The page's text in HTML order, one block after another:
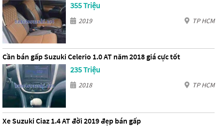
355 Triệu
2019 TP HCM
Cần bán gấp Suzuki Celerio 1.0 AT năm 2018 giá cực tốt
235 Triệu
2018 TP HCM
Xe Suzuki Ciaz 1.4 AT đời 2019 đẹp bán gấp